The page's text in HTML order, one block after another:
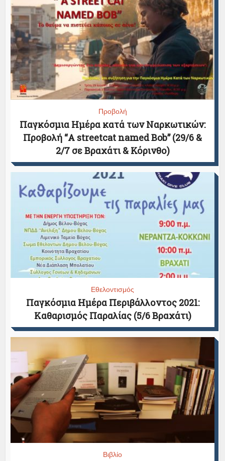
Προβολή
Παγκόσμια Ημέρα κατά των Ναρκωτικών:
Προβολή “A streetcat named Bob” (29/6 &
2/7 σε Βραχάτι & Κόρινθο)
Εθελοντισμός
Παγκόσμια Ημέρα Περιβάλλοντος 2021:
Καθαρισμός Παραλίας (5/6 Βραχάτι)
Βιβλίο